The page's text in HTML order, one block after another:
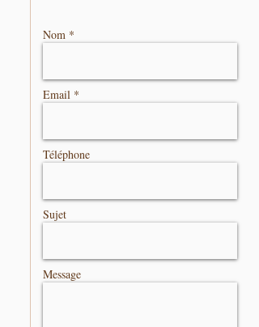
Nom *
Email *
Téléphone
Sujet
Message